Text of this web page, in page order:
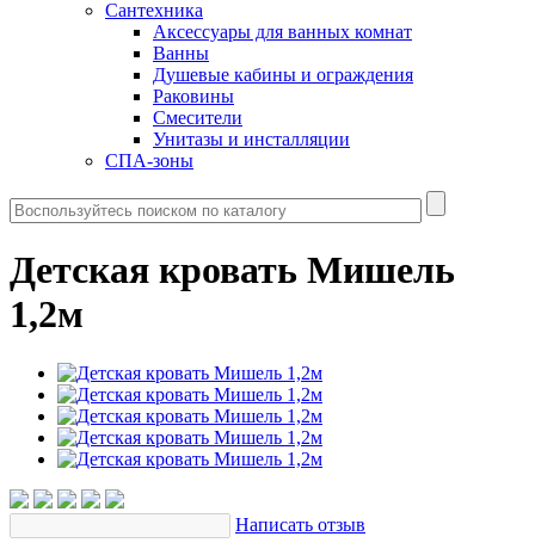
Сантехника
Аксессуары для ванных комнат
Ванны
Душевые кабины и ограждения
Раковины
Смесители
Унитазы и инсталляции
СПА-зоны
Детская кровать Мишель
1,2м
Написать отзыв